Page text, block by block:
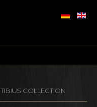
TIBIUS COLLECTION